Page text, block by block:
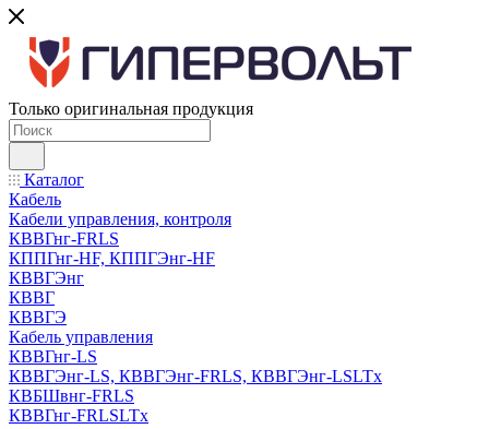
Только оригинальная продукция
Каталог
Кабель
Кабели управления, контроля
КВВГнг-FRLS
КППГнг-HF, КППГЭнг-HF
КВВГЭнг
КВВГ
КВВГЭ
Кабель управления
КВВГнг-LS
КВВГЭнг-LS, КВВГЭнг-FRLS, КВВГЭнг-LSLTx
КВБШвнг-FRLS
КВВГнг-FRLSLTx